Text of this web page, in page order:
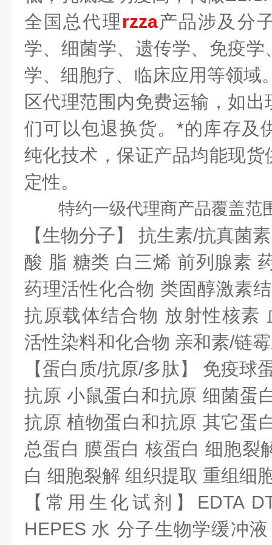
全国总代理 rzza产品涉及分
学、细菌学、遗传学、免疫
学、细胞疗、临床应用等领域
区代理范围内免费运输，如
们可以包退换货。 *的库存及
纯化技术，保证产品均能现
定性。
特约一级代理商产品覆盖范
【生物分子】 抗生素/抗真菌
酸 脂 糖类 白三烯 前列腺素
药理活性化合物 类固醇激素
抗原载体结合物 放射性核素
活性染料和化合物 亲和素/链
【蛋白质/抗原/多肽】 免疫球
抗原 小鼠蛋白和抗原 细菌蛋
抗原 植物蛋白和抗原 其它蛋
总蛋白 膜蛋白 核蛋白 细胞裂
白 细胞裂解 组织提取 重组细
【常用生化试剂】EDTA
HEPES 水 分子生物学缓冲